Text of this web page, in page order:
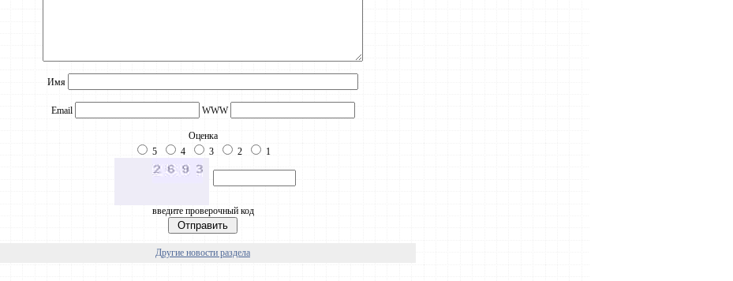
Имя
Email WWW
Оценка
5
4 3 2 1
введите проверочный код
Другие новости раздела